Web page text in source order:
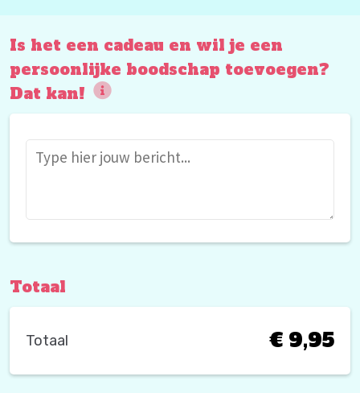
Is het een cadeau en wil je een
persoonlijke boodschap toevoegen?
Dat kan!
Totaal
Totaal € 9,95